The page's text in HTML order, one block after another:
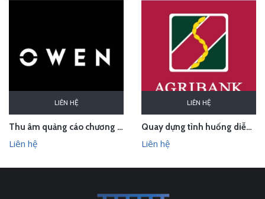
LIÊN HỆ
Thu âm quảng cáo chương trình lễ hội cho Owen Bắc Giang
Liên hệ
LIÊN HỆ
Quay dựng tình huống diễn tập phòng chống cướp ngân hàng
Liên hệ